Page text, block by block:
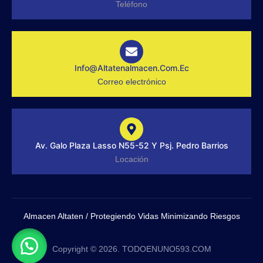
r
a
-
1
-
i
g
Teléfono
Info@altatenalmacen.com.ec
Correo electrónico
Av. Galo Plaza Lasso N55-52 Y Psj. Pedro Barrios
Locación
Almacen Altaten / Protegiendo Vidas Minimizando Riesgos
Copyright © 2026. TODOENUNO593.COM